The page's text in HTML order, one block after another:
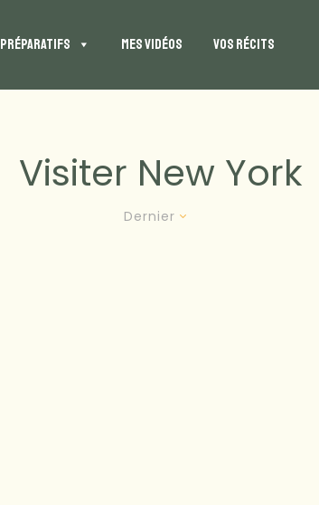
PRÉPARATIFS MES VIDÉOS VOS RÉCITS
Visiter New York
Dernier